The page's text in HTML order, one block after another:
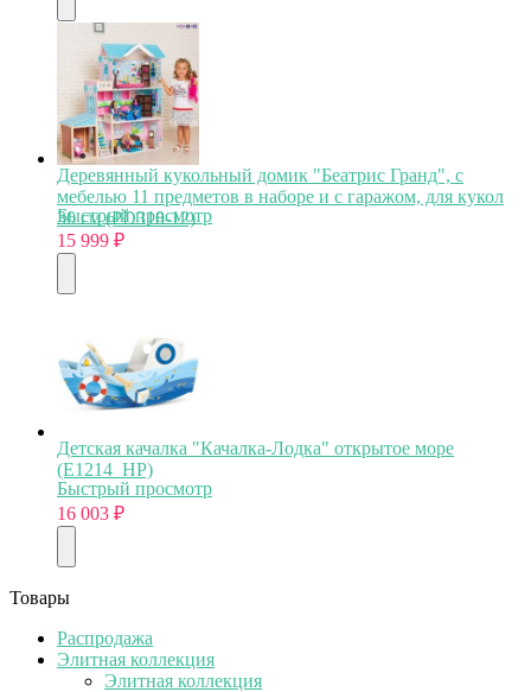
Деревянный кукольный домик "Беатрис Гранд", с
мебелью 11 предметов в наборе и с гаражом, для кукол
30 см (PD318-12)
Быстрый просмотр
15 999 ₽
Детская качалка "Качалка-Лодка" открытое море
(E1214_HP)
Быстрый просмотр
16 003 ₽
Товары
Распродажа
Элитная коллекция
Элитная коллекция